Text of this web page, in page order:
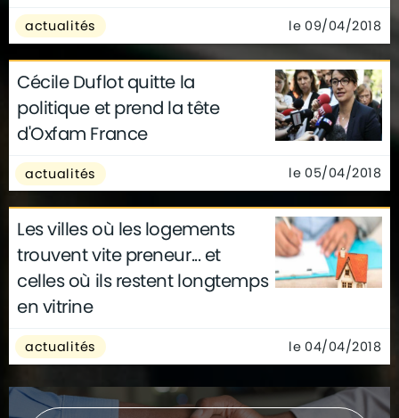
actualités le 09/04/2018
Cécile Duflot quitte la
politique et prend la tête
d'Oxfam France
actualités le 05/04/2018
Les villes où les logements
trouvent vite preneur... et
celles où ils restent longtemps
en vitrine
actualités le 04/04/2018